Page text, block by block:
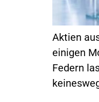
Aktien
einigen
Federn